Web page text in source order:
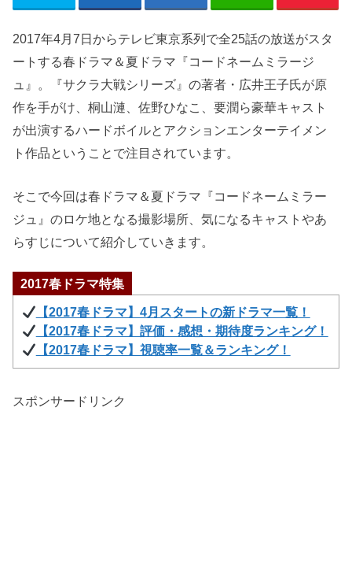
2017年4月7日からテレビ東京系列で全25話の放送がスタ
ートする春ドラマ＆夏ドラマ『コードネームミラージ
ュ』。『サクラ大戦シリーズ』の著者・広井王子氏が原
作を手がけ、桐山漣、佐野ひなこ、要潤ら豪華キャスト
が出演するハードボイルとアクションエンターテイメン
ト作品ということで注目されています。
そこで今回は春ドラマ＆夏ドラマ『コードネームミラー
ジュ』のロケ地となる撮影場所、気になるキャストやあ
らすじについて紹介していきます。
2017春ドラマ特集
【2017春ドラマ】4月スタートの新ドラマ一覧！
【2017春ドラマ】評価・感想・期待度ランキング！
【2017春ドラマ】視聴率一覧＆ランキング！
スポンサードリンク